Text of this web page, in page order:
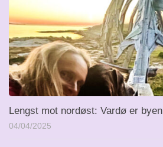
Lengst mot nordøst: Vardø er
04/04/2025